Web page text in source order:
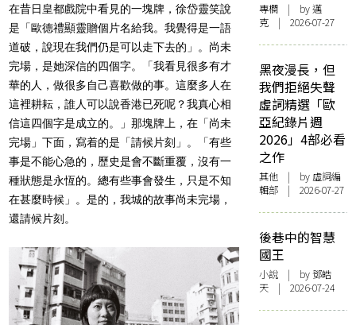
在昔日皇都戲院中看見的一塊牌，徐岱靈笑說
是「歐德禮顯靈贈個片名給我。我覺得是一語
道破，說現在我們仍是可以走下去的」。尚未
完場，是她深信的四個字。「我看見很多有才
華的人，做很多自己喜歡做的事。這麼多人在
這裡耕耘，誰人可以說香港已死呢？我真心相
信這四個字是成立的。」那塊牌上，在「尚未
完場」下面，寫着的是「請候片刻」。「有些
事是不能心急的，歷史是會不斷重覆，沒有一
種狀態是永恆的。總有些事會發生，只是不知
在甚麼時候」。是的，我城的故事尚未完場，
還請候片刻。
專欄 | by邁
克 | 2026-07-27
黑夜漫長，但
我們拒絕失聲
虛詞精選「歐
亞紀錄片週
2026」4部必看
之作
其他 | by 虛詞編
輯部 | 2026-07-27
後巷中的智慧
國王
小說 | by 鄧皓
天 | 2026-07-24